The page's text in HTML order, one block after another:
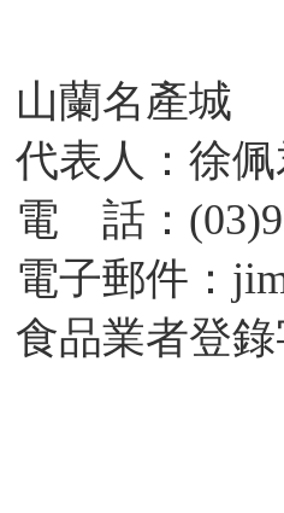
山蘭名產城
代表人：徐
電 話：
電子郵件：
食品業者登錄